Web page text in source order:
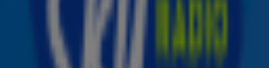
weekend zette Ariana de deleted scenes en de bloopers
van de video online en die wil je écht zien!
Kris Jenner over Chlamydia, vliezen die breken... je kunt